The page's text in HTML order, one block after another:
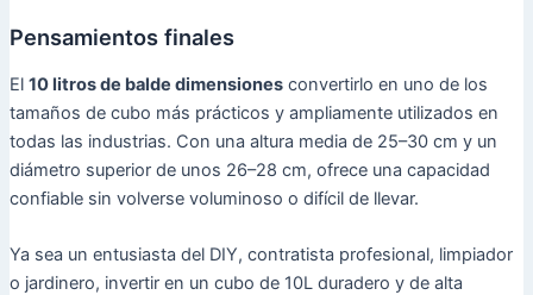
Pensamientos finales
El 10 litros de balde dimensionesconvertirlo en uno de los
tamaños de cubo más prácticos y ampliamente utilizados en
todas las industrias. Con una altura media de 25–30 cm y un
diámetro superior de unos 26–28 cm, ofrece una capacidad
confiable sin volverse voluminoso o difícil de llevar.
Ya sea un entusiasta del DIY, contratista profesional, limpiador
o jardinero, invertir en un cubo de 10L duradero y de alta